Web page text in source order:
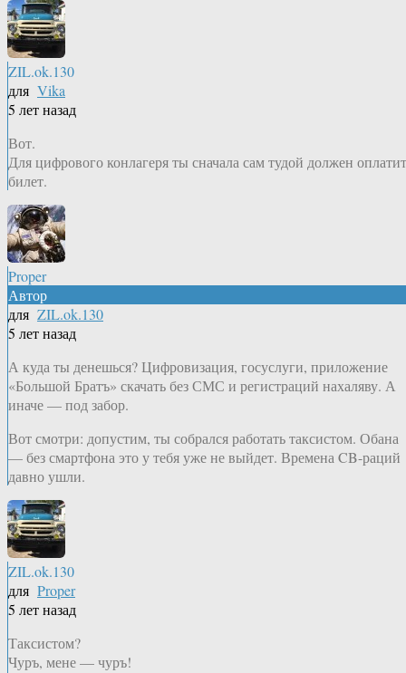
ZIL.ok.130
для Vika
5 лет назад
Вот.
Для цифрового конлагеря ты сначала сам тудой должен
билет.
Proper
Автор
для ZIL.ok.130
5 лет назад
А куда ты денешься? Цифровизация, госуслуги, приложение
«Большой Братъ» скачать без СМС и регистраций нахаляву. А
иначе — под забор.
Вот смотри: допустим, ты собрался работать таксистом. Обана
— без смартфона это у тебя уже не выйдет. Времена CB-раций
давно ушли.
ZIL.ok.130
для Proper
5 лет назад
Таксистом?
Чуръ, мене — чуръ!